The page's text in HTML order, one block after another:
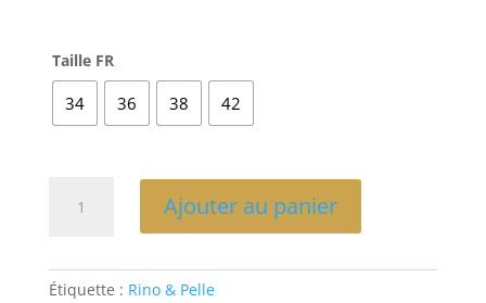
Taille FR
34 36 38 42
RINO&PELLE
Ajouter au panier
Étiquette : Rino & Pelle